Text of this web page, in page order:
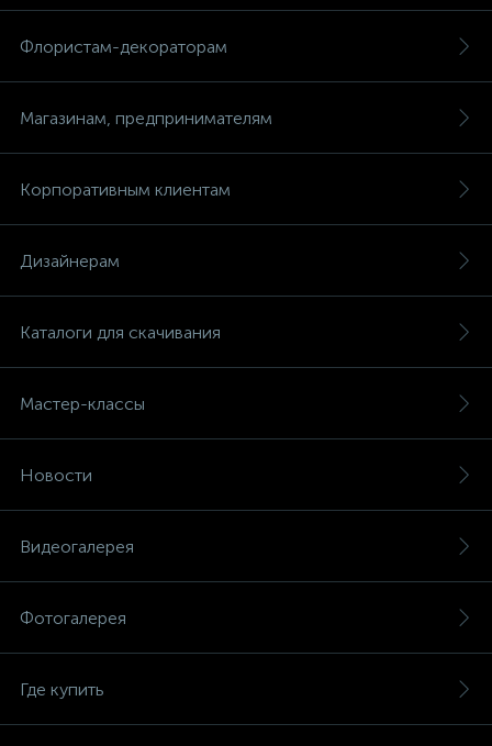
Флористам-декораторам
Магазинам, предпринимателям
Корпоративным клиентам
Дизайнерам
Каталоги для скачивания
Мастер-классы
Новости
Видеогалерея
Фотогалерея
Где купить